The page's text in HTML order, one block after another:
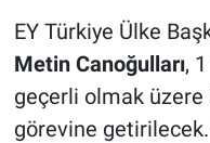
EY Türkiye Ülke
Metin Canoğulları,
geçerli olmak
görevine